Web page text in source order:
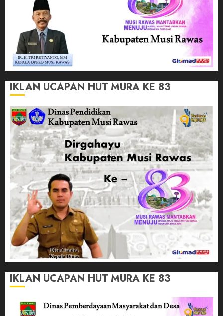
IKLAN UCAPAN HUT MURA KE 83
IKLAN UCAPAN HUT MURA KE 83